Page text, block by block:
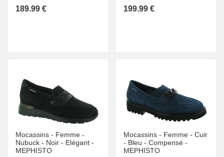
189.99 € 199.99 €
Mocassins - Femme -
Nubuck - Noir - Elégant -
MEPHISTO
Mocassins - Femme - Cuir
- Bleu - Compensé -
MEPHISTO